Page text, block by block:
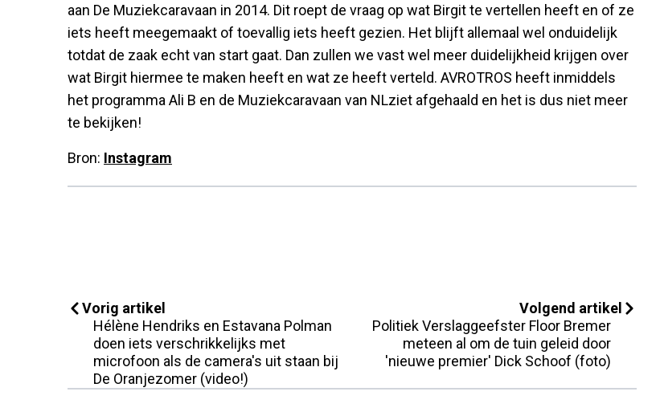
aan De Muziekcaravaan in 2014. Dit roept de vraag op wat Birgit te vertellen heeft en of ze
iets heeft meegemaakt of toevallig iets heeft gezien. Het blijft allemaal wel onduidelijk
totdat de zaak echt van start gaat. Dan zullen we vast wel meer duidelijkheid krijgen over
wat Birgit hiermee te maken heeft en wat ze heeft verteld. AVROTROS heeft inmiddels
het programma Ali B en de Muziekcaravaan van NLziet afgehaald en het is dus niet meer
te bekijken!
Bron: Instagram
Vorig artikel
Hélène Hendriks en Estavana Polman
doen iets verschrikkelijks met
microfoon als de camera's uit staan bij
De Oranjezomer (video!)
Volgend artikel
Politiek Verslaggeefster Floor Bremer
meteen al om de tuin geleid door
'nieuwe premier' Dick Schoof (foto)